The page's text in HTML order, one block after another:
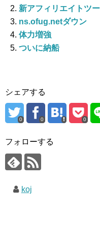
新アフィリエイトツ
ns.ofug.netダウン
体力増強
ついに納船
シェアする
0 0 0
フォローする
koj